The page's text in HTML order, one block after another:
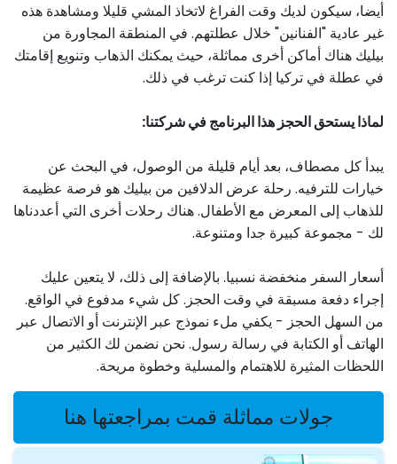
أيضا، سيكون لديك وقت الفراغ لاتخاذ المشي قليلا ومشاهدة هذه
غير عادية "الفنانين" خلال عطلتهم. في المنطقة المجاورة من
بيليك هناك أماكن أخرى مماثلة، حيث يمكنك الذهاب وتنويع إقامتك
في عطلة في تركيا إذا كنت ترغب في ذلك.
لماذا يستحق الحجز هذا البرنامج في شركتنا:
يبدأ كل مصطاف، بعد أيام قليلة من الوصول، في البحث عن
خيارات للترفيه. رحلة عرض الدلافين من بيليك هو فرصة عظيمة
للذهاب إلى المعرض مع الأطفال. هناك رحلات أخرى التي أعددناها
لك - مجموعة كبيرة جدا ومتنوعة.
أسعار السفر منخفضة نسبيا. بالإضافة إلى ذلك، لا يتعين عليك
إجراء دفعة مسبقة في وقت الحجز. كل شيء مدفوع في الواقع.
من السهل الحجز - يكفي ملء نموذج عبر الإنترنت أو الاتصال عبر
الهاتف أو الكتابة في رسالة رسول. نحن نضمن لك الكثير من
اللحظات المثيرة للاهتمام والمسلية وخطوة مريحة.
جولات مماثلة قمت بمراجعتها هنا